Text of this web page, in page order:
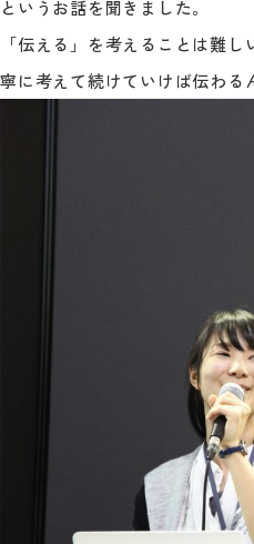
というお話を聞きました。
「伝える」を考えることは難
寧に考えて続けていけば伝わる